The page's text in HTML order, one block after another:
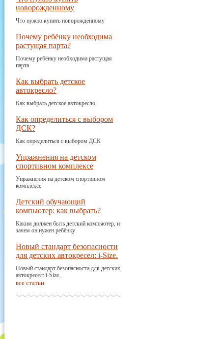
новорожденному
Что нужно купить новорожденному
Почему ребёнку необходима
растущая парта?
Почему ребёнку необходима растущая
парта
Как выбрать детское
автокресло?
Как выбрать детское автокресло
Как определиться с выбором
ДСК?
Как определиться с выбором ДСК
Упражнения на детском
спортивном комплексе
Упражнения на детском спортивном
комплексе
Детский обучающий
компьютер: как выбрать?
Каким должен быть детский компьютер, и
зачем он нужен ребёнку
Новый стандарт безопасности
для детских автокресел: i-Size.
Новый стандарт безопасности для детских
автокресел: i-Size.
все статьи